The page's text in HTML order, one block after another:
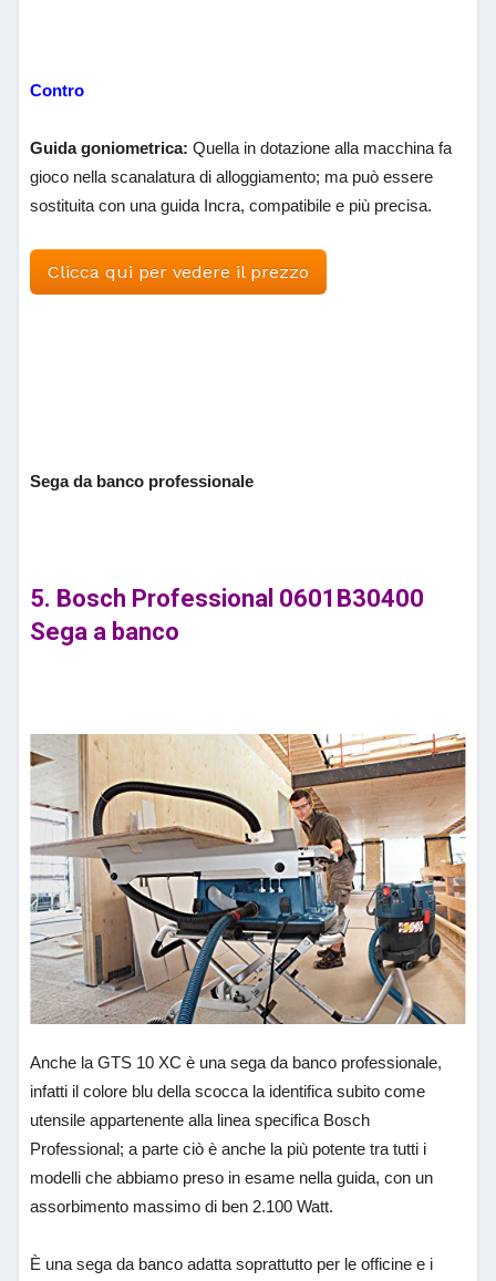
Contro
Guida goniometrica: Quella in dotazione alla macchina fa
gioco nella scanalatura di alloggiamento; ma può essere
sostituita con una guida Incra, compatibile e più precisa.
Clicca qui per vedere il prezzo
Sega da banco professionale
5. Bosch Professional 0601B30400
Sega a banco
Anche la GTS 10 XC è una sega da banco professionale,
infatti il colore blu della scocca la identifica subito come
utensile appartenente alla linea specifica Bosch
Professional; a parte ciò è anche la più potente tra tutti i
modelli che abbiamo preso in esame nella guida, con un
assorbimento massimo di ben 2.100 Watt.
È una sega da banco adatta soprattutto per le officine e i